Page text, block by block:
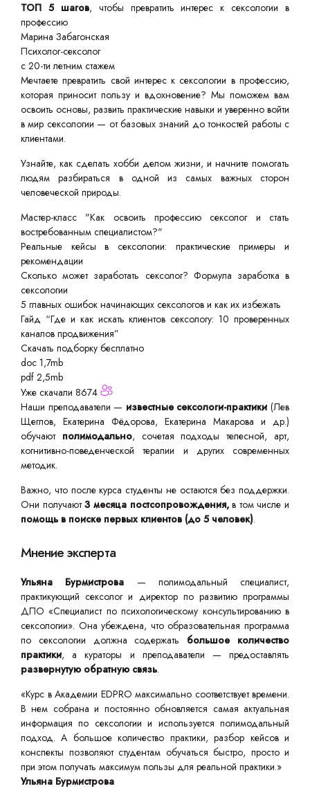
ТОП 5 шагов, чтобы превратить интерес к сексологии в
профессию
Марина Забагонская
Психолог-сексолог
с 20-ти летним стажем
Мечтаете превратить свой интерес к сексологии в профессию,
которая приносит пользу и вдохновение? Мы поможем вам
освоить основы, развить практические навыки и уверенно войти
в мир сексологии — от базовых знаний до тонкостей работы с
клиентами.
Узнайте, как сделать хобби делом жизни, и начните помогать
людям разбираться в одной из самых важных сторон
человеческой природы.
Мастер-класс "Как освоить профессию сексолог и стать
востребованным специалистом?"
Реальные кейсы в сексологии: практические примеры и
рекомендации
Сколько может заработать сексолог? Формула заработка в
сексологии
5 главных ошибок начинающих сексологов и как их избежать
Гайд “Где и как искать клиентов сексологу: 10 проверенных
каналов продвижения”
Скачать подборку бесплатно
doc 1,7mb
pdf 2,5mb
Уже скачали 8674
Наши преподаватели — известные сексологи-практики (Лев
Щеглов, Екатерина Фёдорова, Екатерина Макарова и др.)
обучают полимодально, сочетая подходы телесной, арт,
когнитивно-поведенческой терапии и других современных
методик.
Важно, что после курса студенты не остаются без поддержки.
Они получают3 месяца постсопровождения,в том числе и
помощь в поиске первых клиентов (до 5 человек).
Мнение эксперта
Ульяна Бурмистрова — полимодальный специалист,
практикующий сексолог и директор по развитию программы
ДПО «Специалист по психологическому консультированию в
сексологии». Она убеждена, что образовательная программа
по сексологии должна содержать большое количество
практики, а кураторы и преподаватели — предоставлять
развернутую обратную связь.
«Курс в Академии EDPRO максимально соответствует времени.
В нем собрана и постоянно обновляется самая актуальная
информация по сексологии и используется полимодальный
подход. А большое количество практики, разбор кейсов и
конспекты позволяют студентам обучаться быстро, просто и
при этом получать максимум пользы для реальной практики.»
Ульяна Бурмистрова